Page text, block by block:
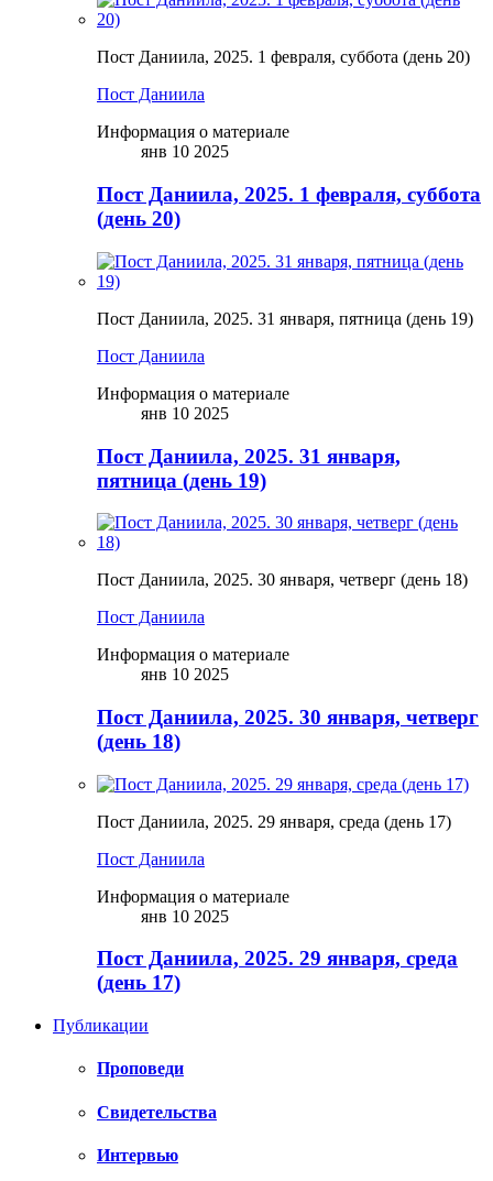
Пост Даниила, 2025. 1 февраля, суббота (день 20)
Пост Даниила
Информация о материале
янв 10 2025
Пост Даниила, 2025. 1 февраля, суббота
(день 20)
Пост Даниила, 2025. 31 января, пятница (день 19)
Пост Даниила
Информация о материале
янв 10 2025
Пост Даниила, 2025. 31 января,
пятница (день 19)
Пост Даниила, 2025. 30 января, четверг (день 18)
Пост Даниила
Информация о материале
янв 10 2025
Пост Даниила, 2025. 30 января, четверг
(день 18)
Пост Даниила, 2025. 29 января, среда (день 17)
Пост Даниила
Информация о материале
янв 10 2025
Пост Даниила, 2025. 29 января, среда
(день 17)
Публикации
Проповеди
Свидетельства
Интервью